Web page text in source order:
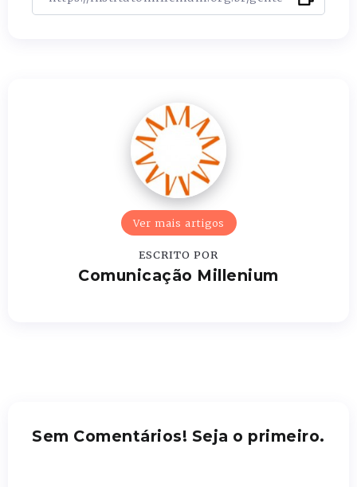
Ver mais artigos
ESCRITO POR
Comunicação Millenium
Sem Comentários! Seja o primeiro.